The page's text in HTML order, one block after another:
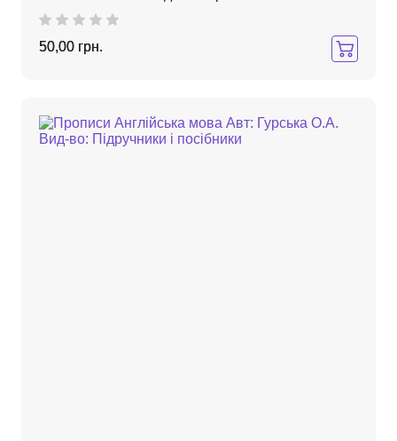
50,00 грн.